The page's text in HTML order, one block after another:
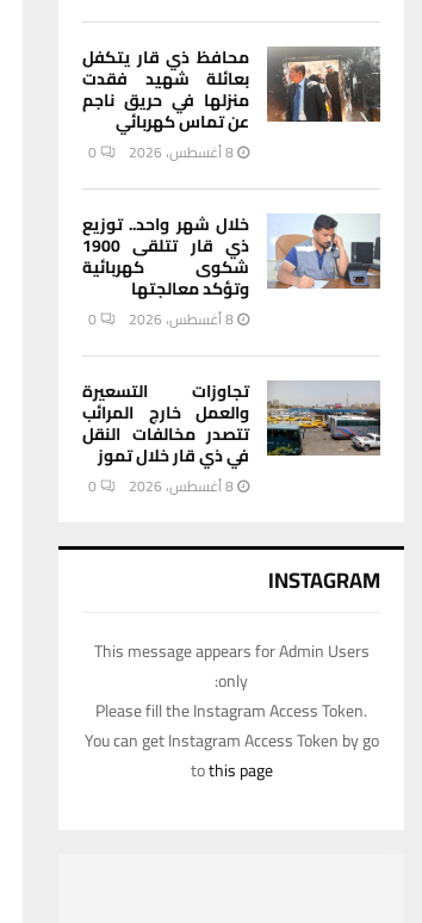
محافظ ذي قار يتكفل
بعائلة شهيد فقدت
منزلها في حريق ناجم
عن تماس كهربائي
8 أغسطس، 2026 0
خلال شهر واحد.. توزيع
ذي قار تتلقى 1900
شكوى كهربائية
وتؤكد معالجتها
8 أغسطس، 2026 0
تجاوزات التسعيرة
والعمل خارج المرائب
تتصدر مخالفات النقل
في ذي قار خلال تموز
8 أغسطس، 2026 0
INSTAGRAM
This message appears for Admin Users
only:
Please fill the Instagram Access Token.
You can get Instagram Access Token by go
tothis page